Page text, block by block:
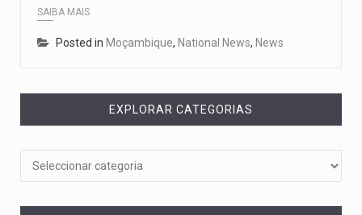
SAIBA MAIS
Posted in Moçambique, National News, News
EXPLORAR CATEGORIAS